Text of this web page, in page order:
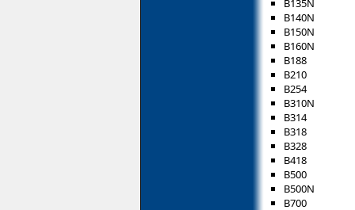
B135N
B140N
B150N
B160N
B188
B210
B254
B310N
B314
B318
B328
B418
B500
B500N
B700